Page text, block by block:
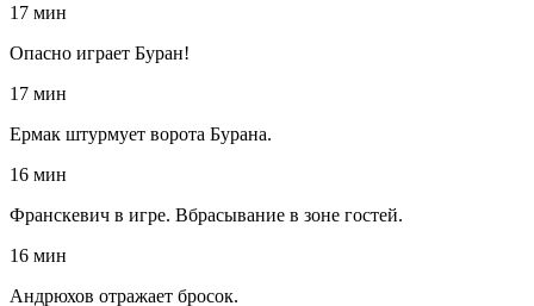
17 мин
Опасно играет Буран!
17 мин
Ермак штурмует ворота Бурана.
16 мин
Франскевич в игре. Вбрасывание в зоне гостей.
16 мин
Андрюхов отражает бросок.